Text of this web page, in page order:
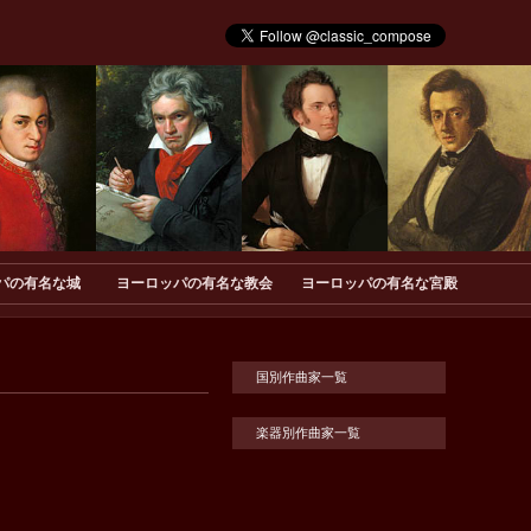
の有名な城 ヨーロッパの有名な教会 ヨーロッパの有名な宮殿
国別作曲家一覧
楽器別作曲家一覧